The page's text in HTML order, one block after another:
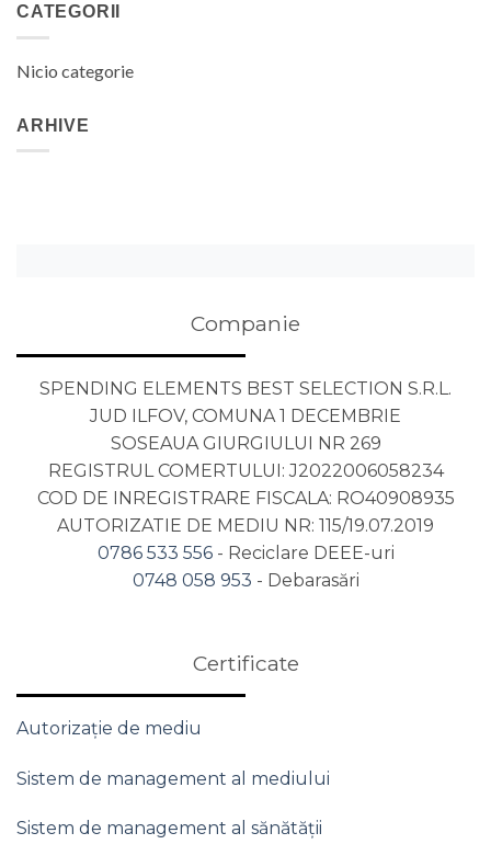
CATEGORII
Nicio categorie
ARHIVE
Companie
SPENDING ELEMENTS BEST SELECTION S.R.L.
JUD ILFOV, COMUNA 1 DECEMBRIE
SOSEAUA GIURGIULUI NR 269
REGISTRUL COMERTULUI: J2022006058234
COD DE INREGISTRARE FISCALA: RO40908935
AUTORIZATIE DE MEDIU NR: 115/19.07.2019
0786 533 556 - Reciclare DEEE-uri
0748 058 953 - Debarasări
Certificate
Autorizație de mediu
Sistem de management al mediului
Sistem de management al sănătății